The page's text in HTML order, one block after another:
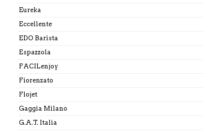
Eureka
Eccellente
EDO Barista
Espazzola
FACILenjoy
Fiorenzato
Flojet
Gaggia Milano
G.A.T. Italia